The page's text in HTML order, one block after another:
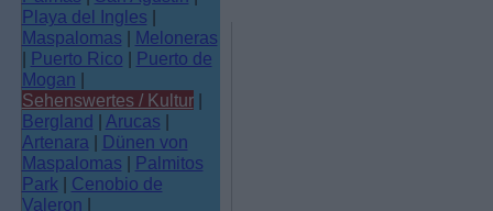
Playa del Ingles |
Maspalomas | Meloneras
| Puerto Rico | Puerto de
Mogan |
Sehenswertes / Kultur |
Bergland | Arucas |
Artenara | Dünen von
Maspalomas | Palmitos
Park | Cenobio de
Valeron |